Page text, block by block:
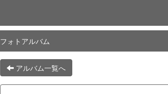
フォトアルバム
アルバム一覧へ